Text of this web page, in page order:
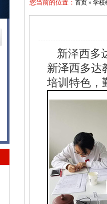
您当前的位置： 首页» 学校
新泽西多
新泽西多达
培训特色，